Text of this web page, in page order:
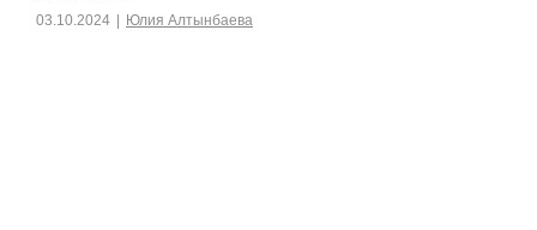
03.10.2024 | Юлия Алтынбаева